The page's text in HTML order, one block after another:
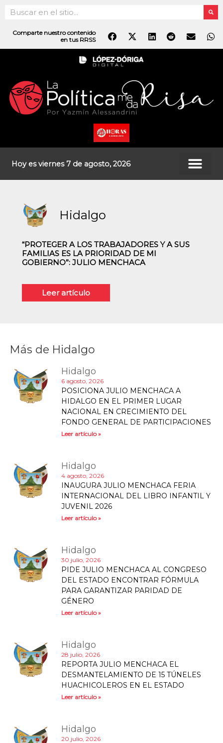
contenido
Search
Comparte nuestro contenido
en tus RRSS
Hoy es viernes 7 de agosto, 2026
Hidalgo
“PROTEGER A LOS TRABAJADORES Y A SUS
FAMILIAS ES LA PRIORIDAD DE MI
GOBIERNO”: JULIO MENCHACA
Leer artículo
Más de Hidalgo
Hidalgo
6 agosto, 2026
POSICIONA JULIO MENCHACA A
HIDALGO EN EL PRIMER LUGAR
NACIONAL EN CRECIMIENTO DEL
FONDO GENERAL DE PARTICIPACIONES
Leer artículo »
Hidalgo
4 agosto, 2026
INAUGURA JULIO MENCHACA FERIA
INTERNACIONAL DEL LIBRO INFANTIL Y
JUVENIL 2026
Leer artículo »
Hidalgo
30 julio, 2026
PIDE JULIO MENCHACA AL CONGRESO
DEL ESTADO ENCONTRAR FÓRMULA
PARA GARANTIZAR PARIDAD DE
GÉNERO
Leer artículo »
Hidalgo
28 julio, 2026
REPORTA JULIO MENCHACA EL
DESMANTELAMIENTO DE 15 TÚNELES
HUACHICOLEROS EN EL ESTADO
Leer artículo »
Hidalgo
20 julio, 2026